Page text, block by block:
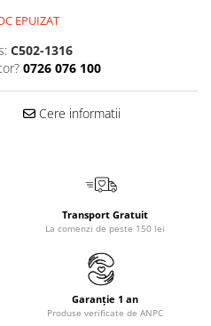
EPUIZAT
C502-1316
0726 076 100
Cere informatii
Transport Gratuit
La comenzi de peste 150 lei
Garanție 1 an
Produse verificate de ANPC